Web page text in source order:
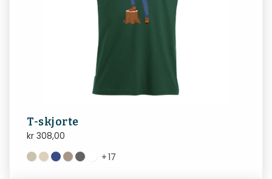
T-skjorte
kr 308,00
+17